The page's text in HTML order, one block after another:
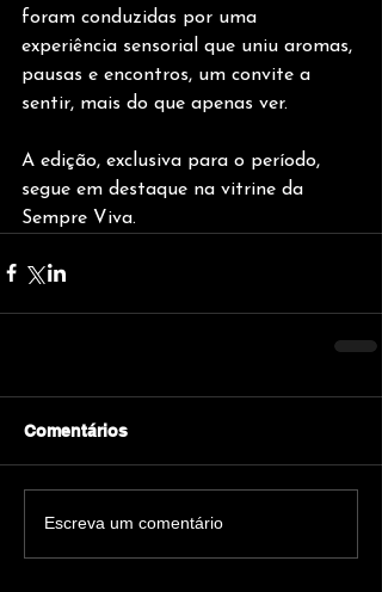
foram conduzidas por uma
experiência sensorial que uniu aromas,
pausas e encontros, um convite a
sentir, mais do que apenas ver.
A edição, exclusiva para o período,
segue em destaque na vitrine da
Sempre Viva.
Comentários
Escreva um comentário